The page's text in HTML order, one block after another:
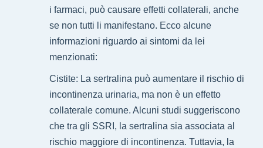
i farmaci, può causare effetti collaterali, anche
se non tutti li manifestano. Ecco alcune
informazioni riguardo ai sintomi da lei
menzionati:
Cistite: La sertralina può aumentare il rischio di
incontinenza urinaria, ma non è un effetto
collaterale comune. Alcuni studi suggeriscono
che tra gli SSRI, la sertralina sia associata al
rischio maggiore di incontinenza. Tuttavia, la